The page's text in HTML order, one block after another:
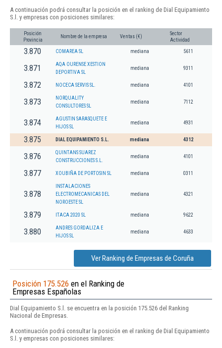
A continuación podrá consultar la posición en el ranking de Dial Equipamiento
S.l. y empresas con posiciones similares:
Posición
Provincia
Nombre de la empresa Ventas (€)
Sector
Actividad
3.870 COMAREA SL mediana 5611
3.871
AQA OURENSE XESTION
DEPORTIVA SL
mediana 9311
3.872 NOCECA SERVIS SL. mediana 4101
3.873
NORQUALITY
CONSULTORES SL
mediana 7112
3.874
AGUSTIN SARASQUETE E
HIJOS SL
mediana 4931
3.875 DIAL EQUIPAMIENTO S.L. mediana 4312
3.876
QUINTANS SUAREZ
CONSTRUCCIONES S.L.
mediana 4101
3.877 XOUBIÑA DE PORTOSIN SL mediana 0311
3.878
INSTALACIONES
ELECTROMECANICAS DEL
NOROESTE SL
mediana 4321
3.879 ITACA 2020 SL mediana 9622
3.880
ANDRES GORDALIZA E
HIJOS SL
mediana 4633
Ver Ranking de Empresas de Coruña
Posición 175.526 en el Ranking de
Empresas Españolas
Dial Equipamiento S.l. se encuentra en la posición 175.526 del Ranking
Nacional de Empresas.
A continuación podrá consultar la posición en el ranking de Dial Equipamiento
S.l. y empresas con posiciones similares: